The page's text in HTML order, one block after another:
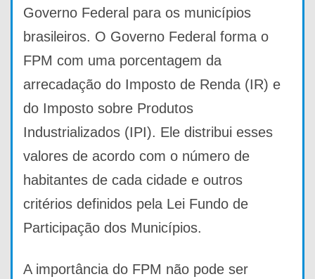
Governo Federal para os municípios
brasileiros. O Governo Federal forma o
FPM com uma porcentagem da
arrecadação do Imposto de Renda (IR) e
do Imposto sobre Produtos
Industrializados (IPI). Ele distribui esses
valores de acordo com o número de
habitantes de cada cidade e outros
critérios definidos pela Lei Fundo de
Participação dos Municípios.
A importância do FPM não pode ser